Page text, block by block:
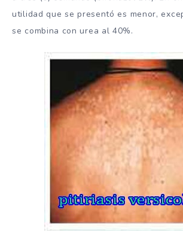
utilidad que se presentó es menor,
se combina con urea al 40%.